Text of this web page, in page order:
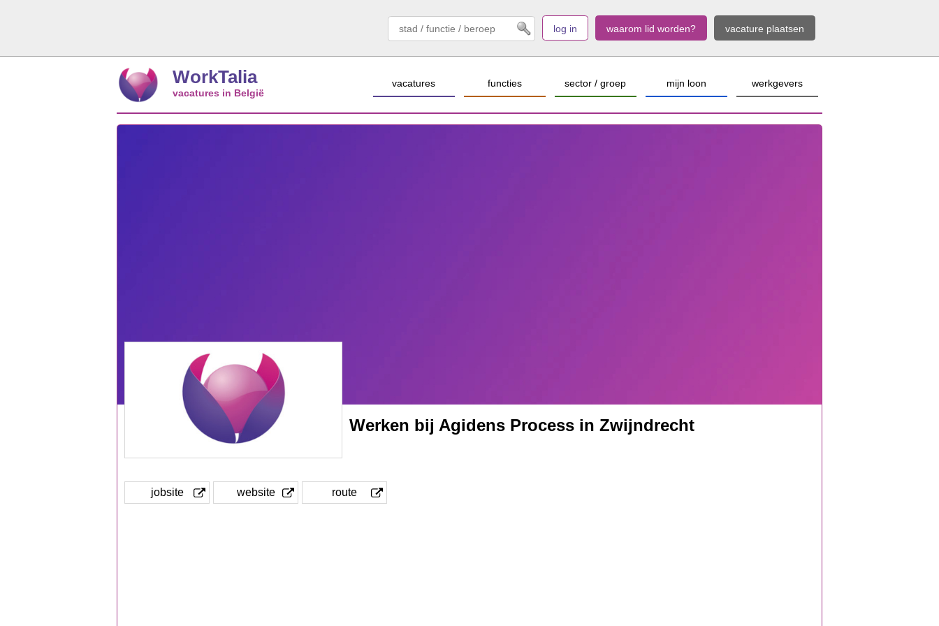
vacature plaatsen
waarom lid worden?
log in
WorkTalia
vacatures in België
werkgevers
mijn loon
sector / groep
functies
vacatures
Werken bij Agidens Process in Zwijndrecht
jobsite website route